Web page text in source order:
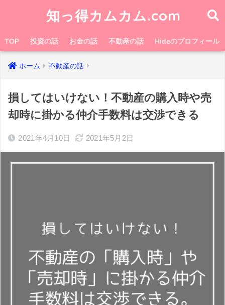
知っ得カムカム.com
TOP 投資の話 お金の話 不動産の話 Hideのプロフィール
ホーム 不動産の話
損してはいけない！不動産の購入時や売
却時に掛かる仲介手数料は交渉できる
2021年4月10日 2021年5月2日